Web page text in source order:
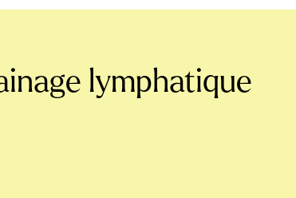
lymphatique